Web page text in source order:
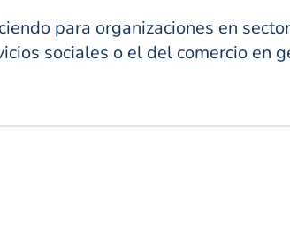
para organizaciones en
sociales o el del comercio en